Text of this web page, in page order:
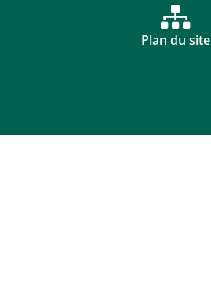
Plan du site